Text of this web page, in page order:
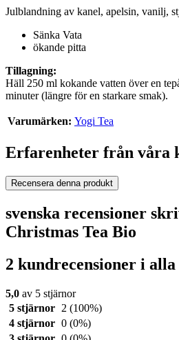
Julblandning av kanel, apelsin, vanilj,
Sänka Vata
ökande pitta
Tillagning:
Häll 250 ml kokande vatten över en
minuter (längre för en starkare smak).
Varumärken: Yogi Tea
Erfarenheter från våra
Recensera denna produkt
svenska recensioner
Christmas Tea Bio
2 kundrecensioner i
5,0 av 5 stjärnor
5 stjärnor
2 (100%)
4 stjärnor 0 (0%)